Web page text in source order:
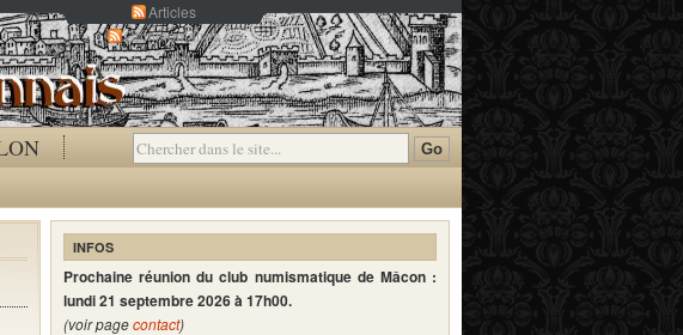
Articles
Commentaires
INFOS
Prochaine réunion du club numismatique de Mâcon :
lundi 21 septembre 2026 à 17h00.
(voir pagecontact)